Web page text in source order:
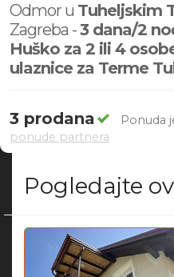
Odmor u Tuheljskim
Zagreba -3 dana/2
Huško za 2 ili 4
ulaznice za Terme
3 prodana Ponuda
ponude partnera
Pogledajte